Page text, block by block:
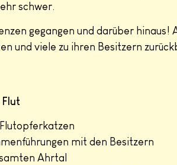
schwer.
gegangen und darüber
und viele zu ihren Besitzern
mit den Besitzern
Ahrtal